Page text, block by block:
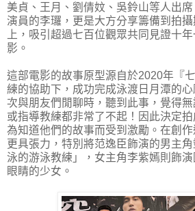
美貞、王月、劉倩妏、吳鈴山等人出
演員的李㼈，更是大方分享籌備到拍
上，吸引超過七百位觀眾共同見證十
影。
這部電影的故事原型源自於2020年『
練的協助下，成功完成泳渡日月潭的
次與朋友們閒聊時，聽到此事，覺得
或指導教練都非常了不起！因此決定
為知道他們的故事而受到激勵。在創
更具張力，特別將范逸臣飾演的男主
泳的游泳教練」，女主角李紫嫣則飾
眼睛的少女。